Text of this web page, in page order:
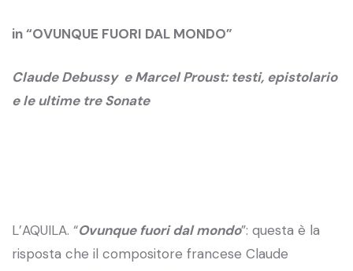
in “OVUNQUE FUORI DAL MONDO”
Claude Debussy e Marcel Proust: testi, epistolario
e le ultime tre Sonate
L’AQUILA. “Ovunque fuori dal mondo”: questa è la
risposta che il compositore francese Claude